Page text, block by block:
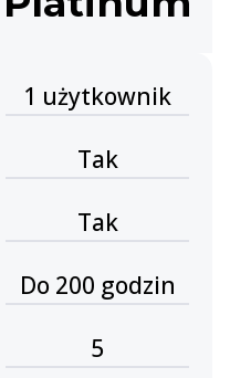
1 użytkownik
Tak
Tak
Do 200 godzin
5